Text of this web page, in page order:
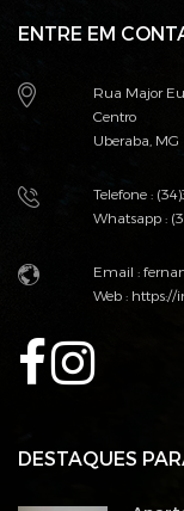
ENTRE EM
Rua Major
Centro
Uberaba, MG
Telefone :
Whatsapp :
Email :
Web :https://
DESTAQUES